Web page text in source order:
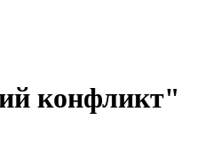
конфликт"